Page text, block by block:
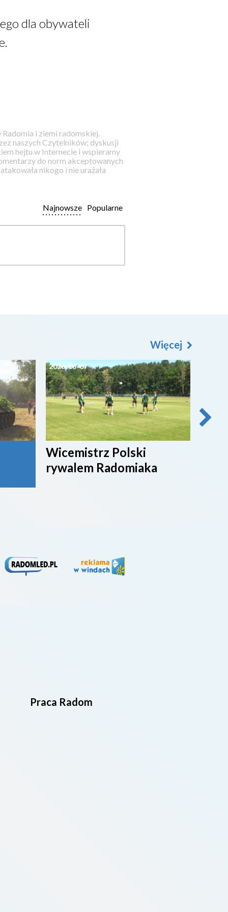
dla obywateli
i ziemi radomskiej.
naszych Czytelników; dyskusji
hejtu w Internecie i wspieramy
do norm akceptowanych
nikogo i nie urażała
Popularne
Najnowsze
2026-08-07
Wicemistrz Polski
rywalem Radomiaka
Więcej
Praca Radom